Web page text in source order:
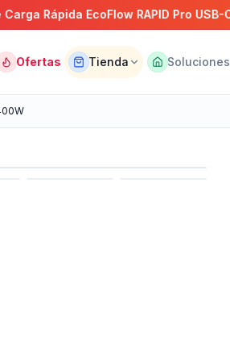
EcoFlow RAPID Pro USB-C a −5%
Ofertas Tienda Soluciones